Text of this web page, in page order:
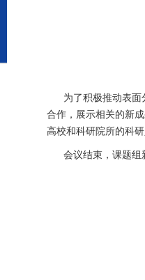
为了积极推动表面
合作，展示相关的新
高校和科研院所的科
会议结束，课题组